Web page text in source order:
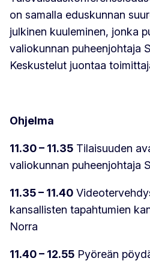
on samalla eduskunnan
julkinen kuuleminen, jonka
valiokunnan puheenjohtaja
Keskustelut juontaa
Ohjelma
11.30 – 11.35 Tilaisuuden
valiokunnan puheenjohtaja
11.35 – 11.40
kansallisten tapahtumien
Norra
11.40 – 12.55 Pyöreän